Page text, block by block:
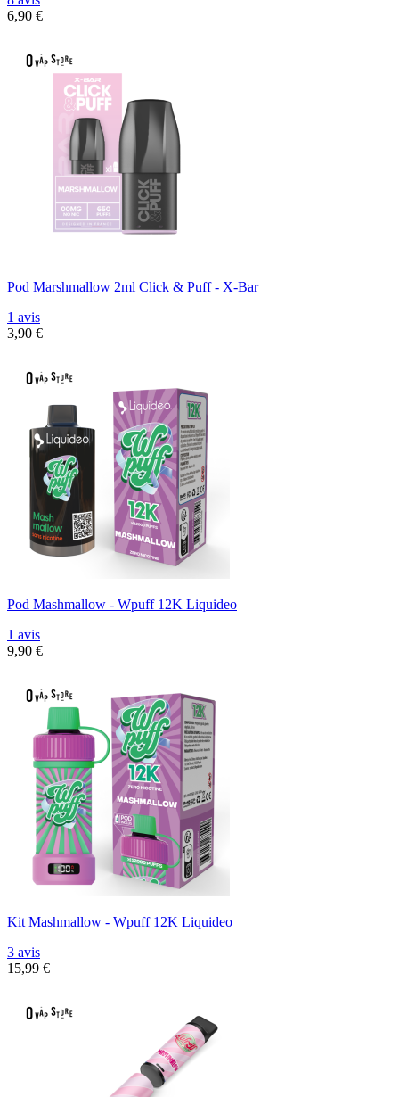
6,90 €
Pod Marshmallow 2ml Click & Puff - X-Bar
1 avis
3,90 €
Pod Mashmallow - Wpuff 12K Liquideo
1 avis
9,90 €
Kit Mashmallow - Wpuff 12K Liquideo
3 avis
15,99 €